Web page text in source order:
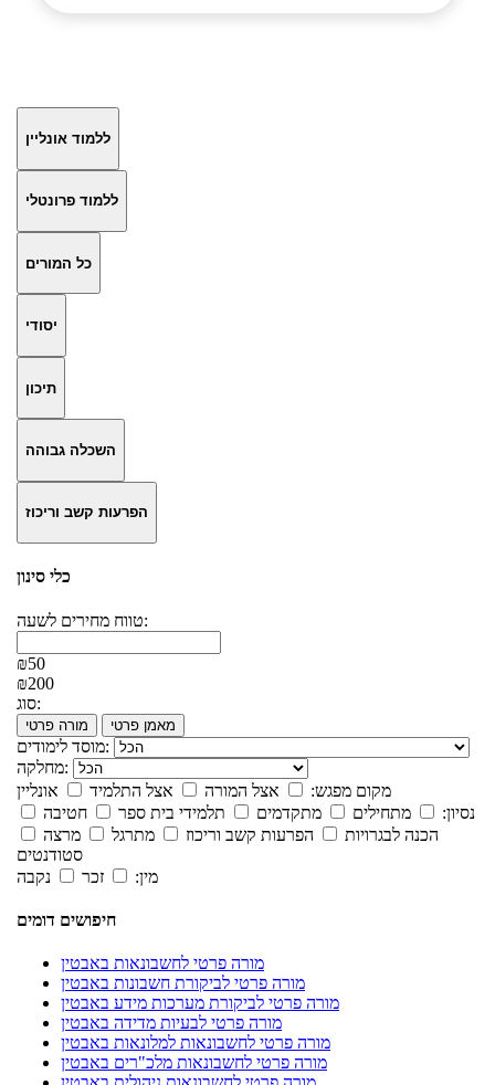
ללמוד אונליין
ללמוד פרונטלי
כל המורים
יסודי
תיכון
השכלה גבוהה
הפרעות קשב וריכוז
כלי סינון
טווח מחירים לשעה:
₪50
₪200
סוג:
מורה פרטי מאמן פרטי
מוסד לימודים:
מחלקה:
מקום מפגש:
אצל המורה אצל התלמיד
אונליין
נסיון:
מתחילים מתקדמים תלמידי בית ספר
חטיבה
הכנה לבגרויות
הפרעות קשב וריכוז מתרגל
מרצה
סטודנטים
מין:
זכר נקבה
חיפושים דומים
מורה פרטי לחשבונאות באבטין
מורה פרטי לביקורת חשבונות באבטין
מורה פרטי לביקורת מערכות מידע באבטין
מורה פרטי לבעיות מדידה באבטין
מורה פרטי לחשבונאות למלונאות באבטין
מורה פרטי לחשבונאות מלכ"רים באבטין